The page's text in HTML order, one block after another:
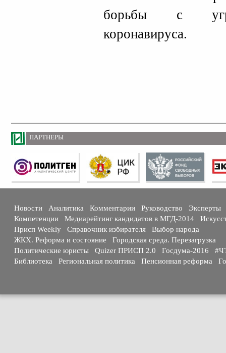
борьбы с
коронавируса.
ПАРТНЕРЫ
Новости Аналитика Комментарии Руководство
Эксперты
Компетенции
Медиарейтинг кандидатов в МГД-2014
Присп Weekly
Справочник избирателя
Выбор народа
ЖКХ. Реформа и состояние
Городская среда. Перезагрузка
Политические юристы
Quizer ПРИСП 2.0 Госдума-2016
Библиотека
Региональная политика Пенсионная реформа